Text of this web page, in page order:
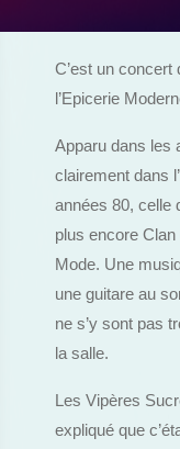
C’est un
l’Epicerie
Apparu dans les
clairement dans
années 80, celle
plus encore
Mode. Une
une guitare au
ne s’y sont pas
la salle.
Les Vipères
expliqué que